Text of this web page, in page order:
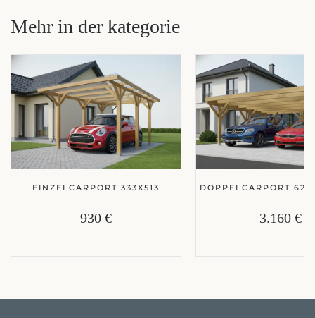
Mehr in der kategorie
EINZELCARPORT 333X513
930 €
DOPPELCARPORT
3.160 €